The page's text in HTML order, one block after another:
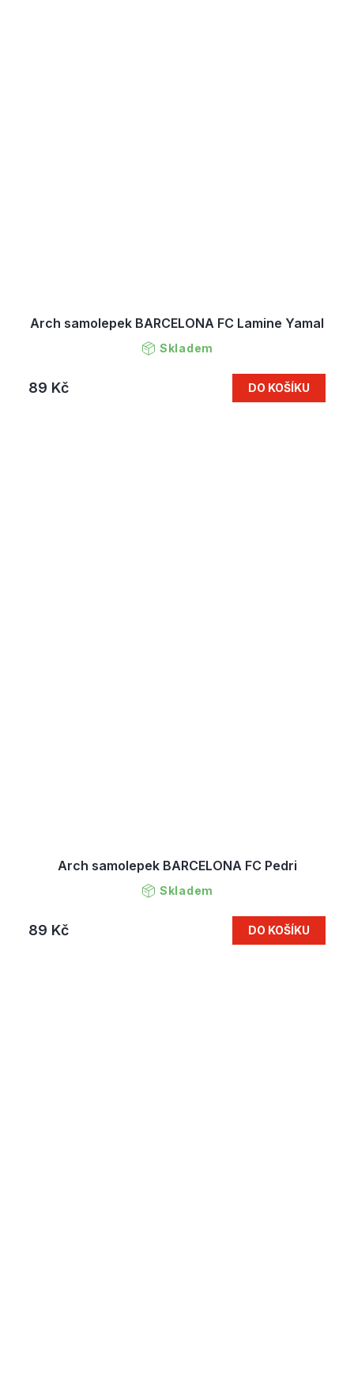
Arch samolepek BARCELONA FC Lamine Yamal
Skladem
89 Kč DO KOŠÍKU
Arch samolepek BARCELONA FC Pedri
Skladem
89 Kč DO KOŠÍKU